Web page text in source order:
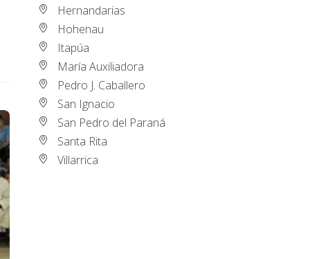
Hernandarias
Hohenau
Itapúa
María Auxiliadora
Pedro J. Caballero
San Ignacio
San Pedro del Paraná
Santa Rita
Villarrica